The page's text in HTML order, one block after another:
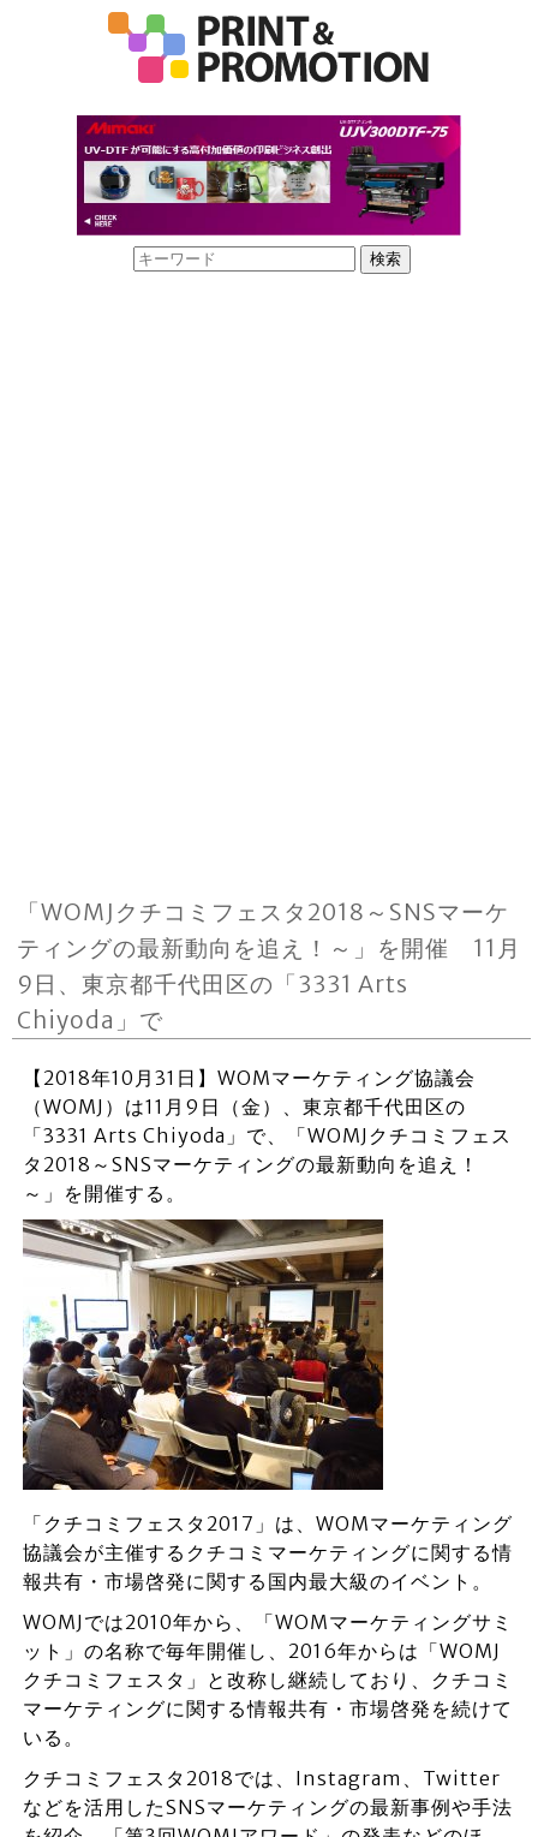
「WOMJクチコミフェスタ2018～SNSマーケ
ティングの最新動向を追え！～」を開催 11月
9日、東京都千代田区の「3331 Arts
Chiyoda」で
【2018年10月31日】WOMマーケティング協議会
（WOMJ）は11月9日（金）、東京都千代田区の
「3331 Arts Chiyoda」で、「WOMJクチコミフェス
タ2018～SNSマーケティングの最新動向を追え！
～」を開催する。
「クチコミフェスタ2017」は、WOMマーケティング
協議会が主催するクチコミマーケティングに関する情
報共有・市場啓発に関する国内最大級のイベント。
WOMJでは2010年から、「WOMマーケティングサミ
ット」の名称で毎年開催し、2016年からは「WOMJ
クチコミフェスタ」と改称し継続しており、クチコミ
マーケティングに関する情報共有・市場啓発を続けて
いる。
クチコミフェスタ2018では、Instagram、Twitter
などを活用したSNSマーケティングの最新事例や手法